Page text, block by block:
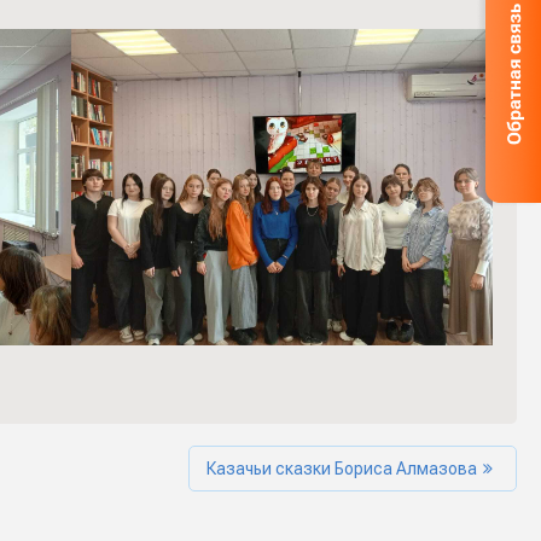
Казачьи сказки Бориса Алмазова